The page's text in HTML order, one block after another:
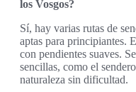
los Vosgos?
Sí, hay varias rutas de
aptas para principiantes.
con pendientes suaves.
sencillas, como el
naturaleza sin dificultad.